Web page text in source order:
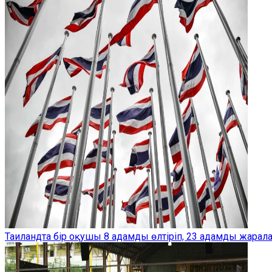
Таиландта бір оқушы 8 адамды өлтіріп, 23 адамды